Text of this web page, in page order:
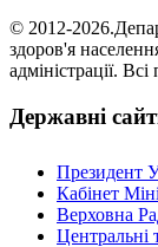
© 2012-
здоров'я
адміністрації.
Державні
Президент
Кабінет
Верховна
Центральні